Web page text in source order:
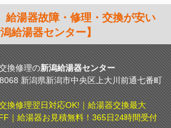
給湯器故障・修理・交換が安い
潟給湯器センター】
換修理の新潟給湯器センター
新潟県新潟市中央区上大川前通七番町
換修理翌日対応OK!｜給湯器交換最大
｜給湯器お見積無料！365日24時間受付